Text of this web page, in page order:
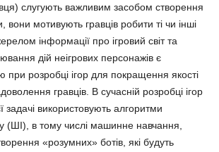
слугують важливим засобом створення
вони мотивують гравців робити ті чи інші
інформації про ігровий світ та
дій неігрових персонажів є
розробці ігор для покращення якості
гравців. В сучасній розробці ігор
задачі використовують алгоритми
(ШІ), в тому числі машинне навчання,
«розумних» ботів, які будуть